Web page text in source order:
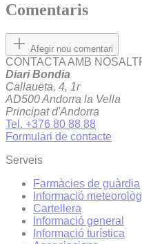
Comentaris
Afegir nou comentari
CONTACTA AMB
Diari Bondia
Callaueta, 4, 1r
AD500 Andorra la Vella
Principat d'Andorra
Tel. +376 80 88 88
Formulari de contacte
Serveis
Farmàcies de guàrdia
Informació
Cartellera
Informació general
Informació turística